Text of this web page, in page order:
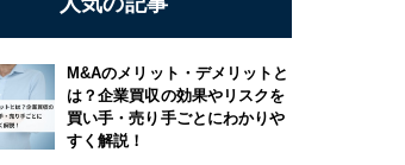
M&Aのメリット・デメリットと
は？企業買収の効果やリスクを
買い手・売り手ごとにわかりや
すく解説！